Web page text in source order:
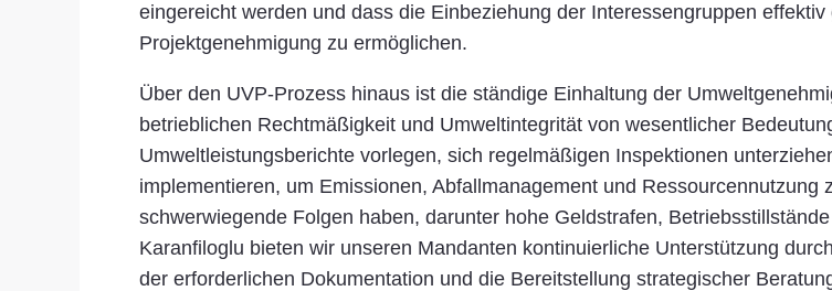
eingereicht werden und dass die Einbeziehung der Interessengruppen
Projektgenehmigung zu ermöglichen.
Über den UVP-Prozess hinaus ist die ständige Einhaltung der
betrieblichen Rechtmäßigkeit und Umweltintegrität von wesentlicher
Umweltleistungsberichte vorlegen, sich regelmäßigen Inspektionen
implementieren, um Emissionen, Abfallmanagement und
schwerwiegende Folgen haben, darunter hohe Geldstrafen,
Karanfiloglu bieten wir unseren Mandanten kontinuierliche Unterstützung
der erforderlichen Dokumentation und die Bereitstellung strategischer